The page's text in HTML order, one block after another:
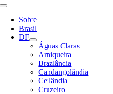
Alternar
Navegação
Sobre
Brasil
DF
Águas Claras
Arniqueira
Brazlândia
Candangolândia
Ceilândia
Cruzeiro